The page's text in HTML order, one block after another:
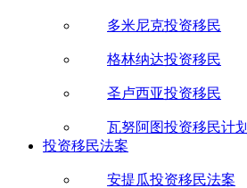
多米尼克投资移民
格林纳达投资移民
圣卢西亚投资移民
瓦努阿图投资移民计划
投资移民法案
安提瓜投资移民法案